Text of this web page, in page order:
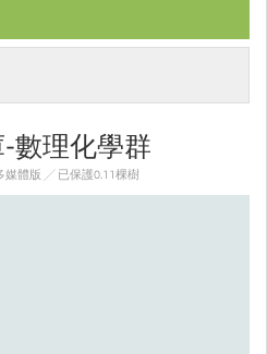
數理化學群
媒體版 ╱ 已保護0.11棵樹